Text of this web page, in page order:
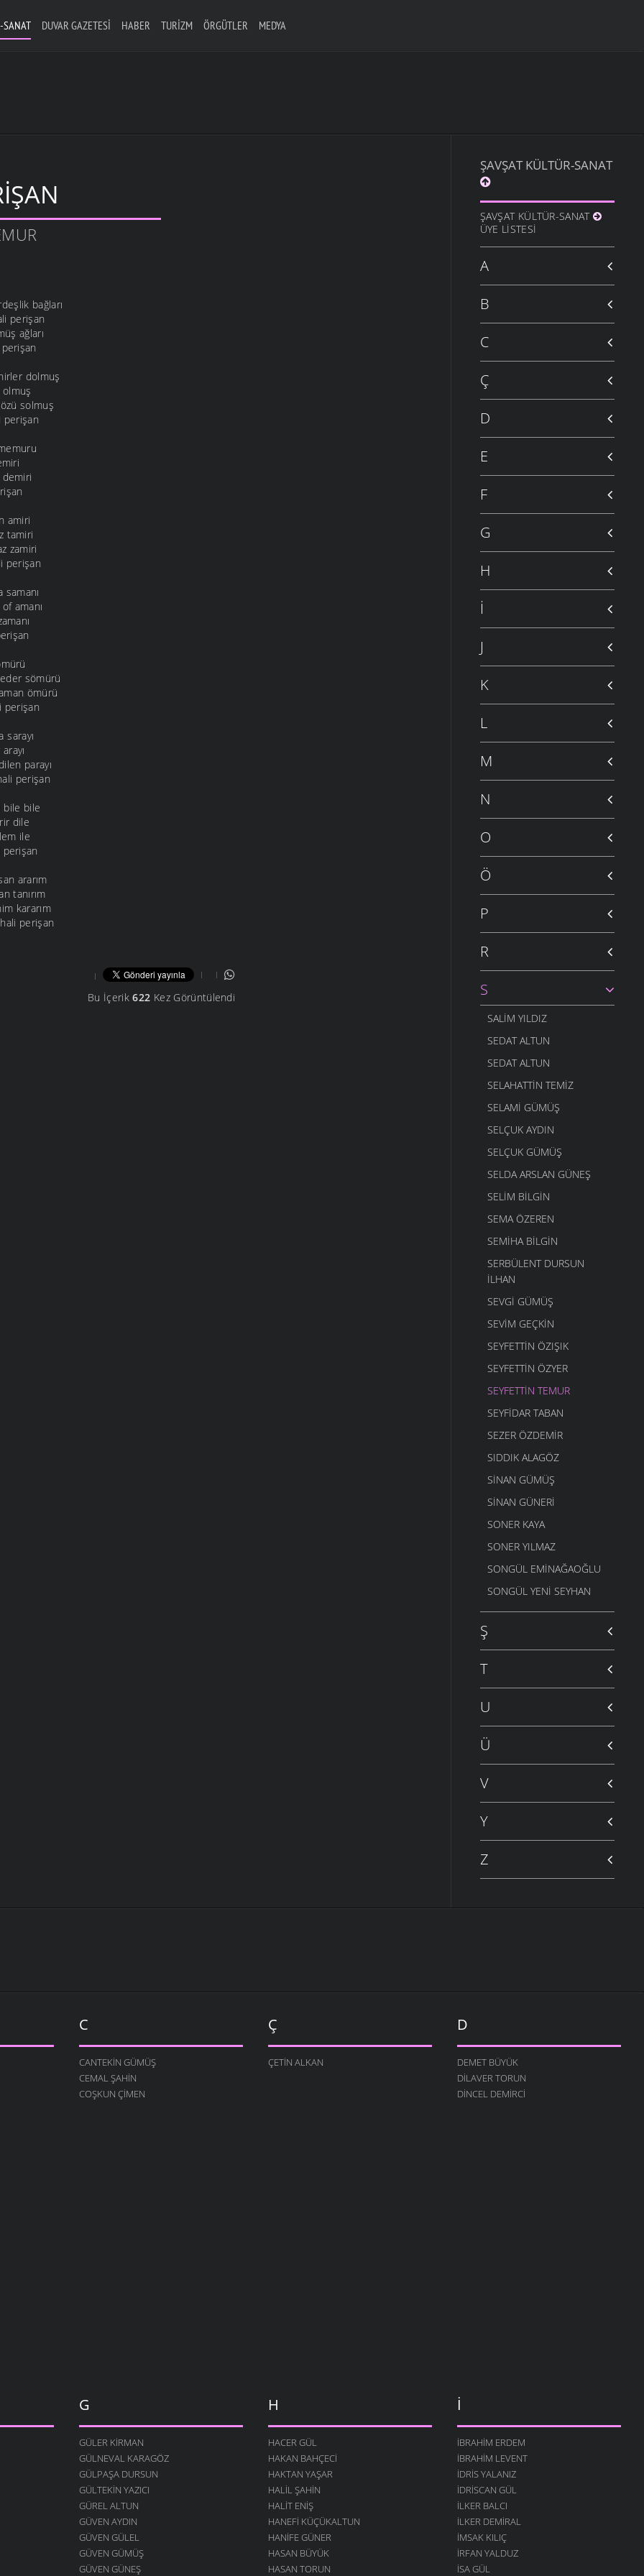
SANAT DUVAR GAZETESI HABER TURIZM ÖRGÜTLER MEDYA
bağları
perişan
ağları
dolmuş
olmuş
solmuş
perişan
amiri
tamiri
zamiri
perişan
samanı
amanı
sömürü
ömürü
perişan
sarayı
parayı
perişan
bile bile
dile
ile
ararım
tanırım
kararım
perişan
Bu İçerik622 Kez Görüntülendi
ŞAVŞAT KÜLTÜR-SANAT
ŞAVŞAT KÜLTÜR-SANAT
ÜYE LISTESI
A
B
C
Ç
D
E
F
G
H
İ
J
K
L
M
N
O
Ö
P
R
S
SALIM YILDIZ
SEDAT ALTUN
SEDAT ALTUN
SELAHATTIN TEMIZ
SELAMI GÜMÜŞ
SELÇUK AYDIN
SELÇUK GÜMÜŞ
SELDA ARSLAN GÜNEŞ
SELIM BILGIN
SEMA ÖZEREN
SEMIHA BILGIN
SERBÜLENT DURSUN
İLHAN
SEVGI GÜMÜŞ
SEVIM GEÇKIN
SEYFETTIN ÖZIŞIK
SEYFETTIN ÖZYER
SEYFETTIN TEMUR
SEYFIDAR TABAN
SEZER ÖZDEMIR
SIDDIK ALAGÖZ
SINAN GÜMÜŞ
SINAN GÜNERI
SONER KAYA
SONER YILMAZ
SONGÜL EMINAĞAOĞLU
SONGÜL YENI SEYHAN
Ş
T
U
Ü
V
Y
Z
C
CANTEKIN GÜMÜŞ
CEMAL ŞAHIN
COŞKUN ÇIMEN
Ç
ÇETIN ALKAN
D
DEMET BÜYÜK
DILAVER TORUN
DINCEL DEMIRCI
G
GÜLER KIRMAN
GÜLNEVAL KARAGÖZ
GÜLPAŞA DURSUN
GÜLTEKIN YAZICI
GÜREL ALTUN
GÜVEN AYDIN
GÜVEN GÜLEL
GÜVEN GÜMÜŞ
GÜVEN GÜNEŞ
H
HACER GÜL
HAKAN BAHÇECI
HAKTAN YAŞAR
HALIL ŞAHIN
HALIT ENIŞ
HANEFI KÜÇÜKALTUN
HANIFE GÜNER
HASAN BÜYÜK
HASAN TORUN
İ
İBRAHIM ERDEM
İBRAHIM LEVENT
İDRIS YALANIZ
IDRISCAN GÜL
İLKER BALCI
İLKER DEMIRAL
İMSAK KILIÇ
İRFAN YALDUZ
ISA GÜL